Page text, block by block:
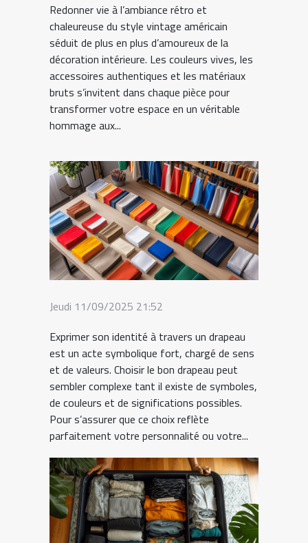
Redonner vie à l’ambiance rétro et
chaleureuse du style vintage américain
séduit de plus en plus d’amoureux de la
décoration intérieure. Les couleurs vives, les
accessoires authentiques et les matériaux
bruts s’invitent dans chaque pièce pour
transformer votre espace en un véritable
hommage aux...
Jeudi 11/09/2025 21:52
Exprimer son identité à travers un drapeau
est un acte symbolique fort, chargé de sens
et de valeurs. Choisir le bon drapeau peut
sembler complexe tant il existe de symboles,
de couleurs et de significations possibles.
Pour s’assurer que ce choix reflète
parfaitement votre personnalité ou votre...